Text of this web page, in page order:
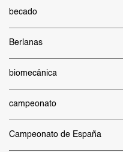
becado
Berlanas
biomecánica
campeonato
Campeonato de España